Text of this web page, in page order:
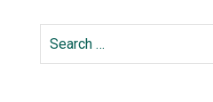
Search